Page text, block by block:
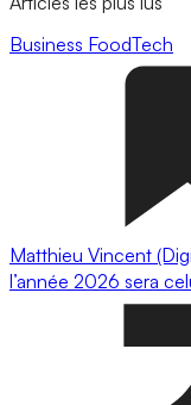
Business FoodTech
Matthieu Vincent
l’année 2026 sera